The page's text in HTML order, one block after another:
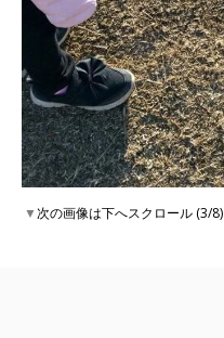
▼次の画像は下へスクロール (3/8)